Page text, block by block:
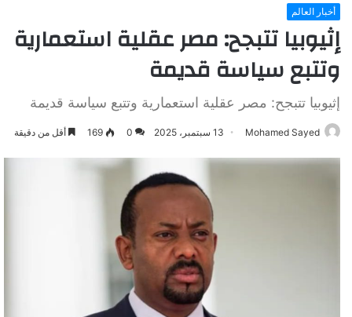
أخبار العالم
إثيوبيا تتبجح: مصر عقلية استعمارية
وتتبع سياسة قديمة
إثيوبيا تتبجح: مصر عقلية استعمارية وتتبع سياسة قديمة
Mohamed Sayed 13 سبتمبر، 2025 0
169 أقل من دقيقة